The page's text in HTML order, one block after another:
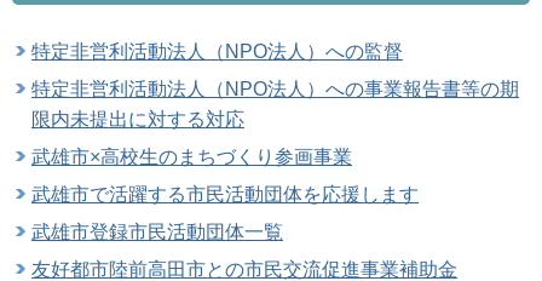
特定非営利活動法人（NPO法人）への監督
特定非営利活動法人（NPO法人）への事業報告書等の期
限内未提出に対する対応
武雄市×高校生のまちづくり参画事業
武雄市で活躍する市民活動団体を応援します
武雄市登録市民活動団体一覧
友好都市陸前高田市との市民交流促進事業補助金